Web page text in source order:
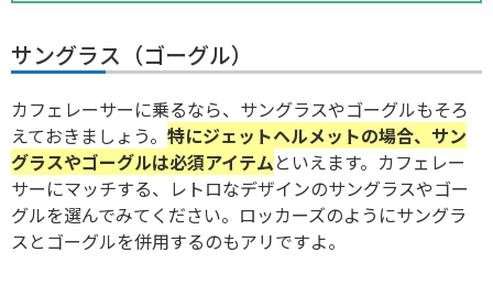
サングラス（ゴーグル）
カフェレーサーに乗るなら、サングラスやゴーグルもそろ
えておきましょう。 特にジェットヘルメットの場合、サン
グラスやゴーグルは必須アイテムといえます。カフェレー
サーにマッチする、レトロなデザインのサングラスやゴー
グルを選んでみてください。ロッカーズのようにサングラ
スとゴーグルを併用するのもアリですよ。